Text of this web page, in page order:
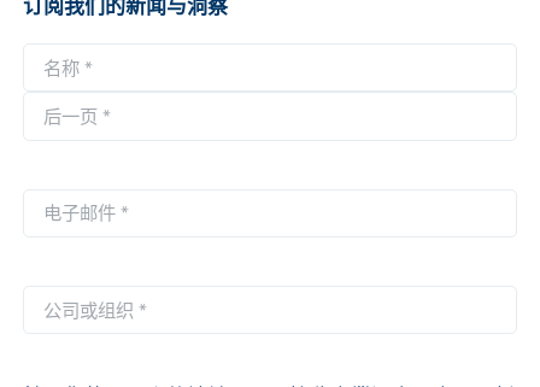
订阅我们的新闻与洞察
称
一
一
子
件
*
司